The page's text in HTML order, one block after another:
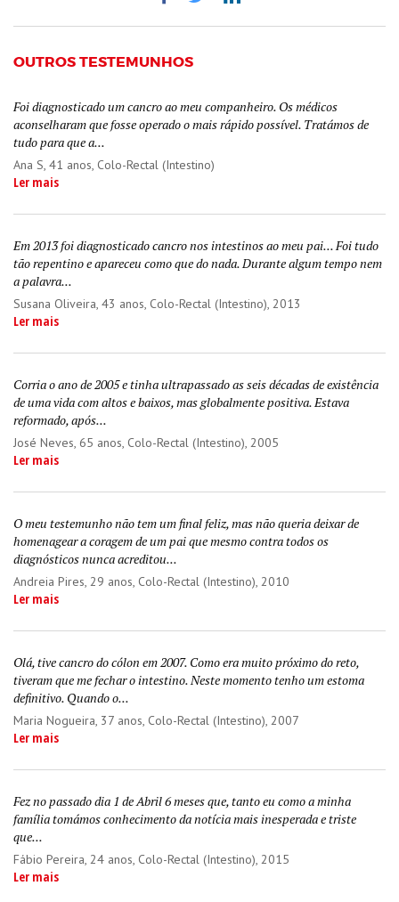
OUTROS TESTEMUNHOS
Foi diagnosticado um cancro ao meu companheiro. Os médicos
aconselharam que fosse operado o mais rápido possível. Tratámos de
tudo para que a...
Ana S, 41 anos, Colo-Rectal (Intestino)
Ler mais
Em 2013 foi diagnosticado cancro nos intestinos ao meu pai... Foi tudo
tão repentino e apareceu como que do nada. Durante algum tempo nem
a palavra...
Susana Oliveira, 43 anos, Colo-Rectal (Intestino), 2013
Ler mais
Corria o ano de 2005 e tinha ultrapassado as seis décadas de existência
de uma vida com altos e baixos, mas globalmente positiva. Estava
reformado, após...
José Neves, 65 anos, Colo-Rectal (Intestino), 2005
Ler mais
O meu testemunho não tem um final feliz, mas não queria deixar de
homenagear a coragem de um pai que mesmo contra todos os
diagnósticos nunca acreditou...
Andreia Pires, 29 anos, Colo-Rectal (Intestino), 2010
Ler mais
Olá, tive cancro do cólon em 2007. Como era muito próximo do reto,
tiveram que me fechar o intestino. Neste momento tenho um estoma
definitivo. Quando o...
Maria Nogueira, 37 anos, Colo-Rectal (Intestino), 2007
Ler mais
Fez no passado dia 1 de Abril 6 meses que, tanto eu como a minha
família tomámos conhecimento da notícia mais inesperada e triste
que...
Fábio Pereira, 24 anos, Colo-Rectal (Intestino), 2015
Ler mais